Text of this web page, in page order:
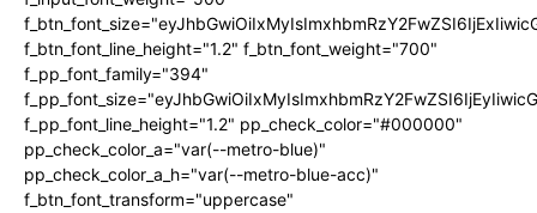
f_btn_font_line_height="1.2" f_btn_font_weight="700"
f_pp_font_family="394"
f_pp_font_line_height="1.2" pp_check_color="#000000"
pp_check_color_a="var(--metro-blue)"
pp_check_color_a_h="var(--metro-blue-acc)"
f_btn_font_transform="uppercase"